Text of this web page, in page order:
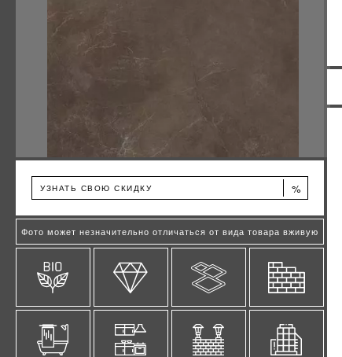
УЗНАТЬ СВОЮ СКИДКУ %
Фото может незначительно отличаться от вида товара вживую